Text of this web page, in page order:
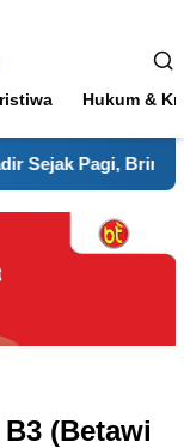
Hukum &
Brimob Kaltara
(Betawi